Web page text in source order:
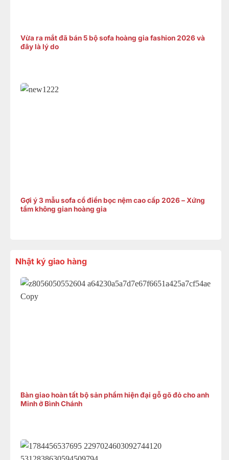
Vừa ra mắt đã bán 5 bộ sofa hoàng gia fashion 2026 và
đây là lý do
Gợi ý 3 mẫu sofa cổ điển bọc nệm cao cấp 2026 – Xứng
tầm không gian hoàng gia
Nhật ký giao hàng
Bàn giao hoàn tất bộ sản phẩm hiện đại gỗ gõ đỏ cho anh
Minh ở Bình Chánh